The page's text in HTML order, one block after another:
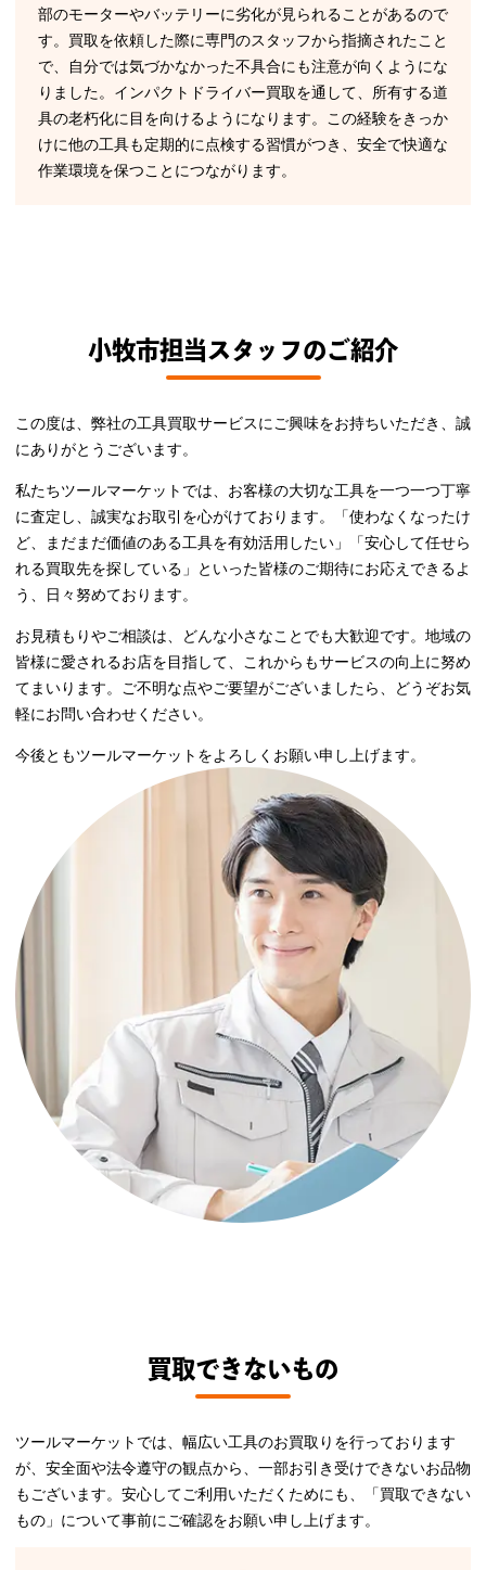
部のモーターやバッテリーに劣化が見られることがあるので
す。買取を依頼した際に専門のスタッフから指摘されたこと
で、自分では気づかなかった不具合にも注意が向くようにな
りました。インパクトドライバー買取を通して、所有する道
具の老朽化に目を向けるようになります。この経験をきっか
けに他の工具も定期的に点検する習慣がつき、安全で快適な
作業環境を保つことにつながります。
小牧市担当スタッフのご紹介
この度は、弊社の工具買取サービスにご興味をお持ちいただき、誠
にありがとうございます。
私たちツールマーケットでは、お客様の大切な工具を一つ一つ丁寧
に査定し、誠実なお取引を心がけております。「使わなくなったけ
ど、まだまだ価値のある工具を有効活用したい」「安心して任せら
れる買取先を探している」といった皆様のご期待にお応えできるよ
う、日々努めております。
お見積もりやご相談は、どんな小さなことでも大歓迎です。地域の
皆様に愛されるお店を目指して、これからもサービスの向上に努め
てまいります。ご不明な点やご要望がございましたら、どうぞお気
軽にお問い合わせください。
今後ともツールマーケットをよろしくお願い申し上げます。
買取できないもの
ツールマーケットでは、幅広い工具のお買取りを行っております
が、安全面や法令遵守の観点から、一部お引き受けできないお品物
もございます。安心してご利用いただくためにも、「買取できない
もの」について事前にご確認をお願い申し上げます。